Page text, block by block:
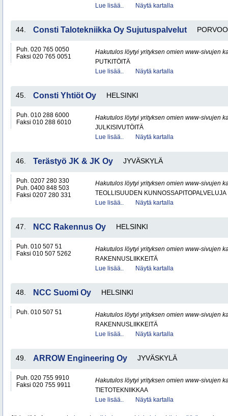
Lue lisää..
Näytä kartalla
44. Consti Talotekniikka Oy Sujutuspalvelut PORVOO
Puh. 020 765 0050
Faksi 020 765 0051
Hakutulos löytyi yrityksen omien www-sivujen
PUTKITÖITÄ
Lue lisää..
Näytä kartalla
45. Consti Yhtiöt Oy HELSINKI
Puh. 010 288 6000
Faksi 010 288 6010
Hakutulos löytyi yrityksen omien www-sivujen
JULKISIVUTÖITÄ
Lue lisää..
Näytä kartalla
46. Terästyö JK & JK Oy JYVÄSKYLÄ
Puh. 0207 280 330
Puh. 0400 848 503
Faksi 0207 280 331
Hakutulos löytyi yrityksen omien www-sivujen
TEOLLISUUDEN KUNNOSSAPITOPALVELUJA
Lue lisää..
Näytä kartalla
47. NCC Rakennus Oy HELSINKI
Puh. 010 507 51
Faksi 010 507 5262
Hakutulos löytyi yrityksen omien www-sivujen
RAKENNUSLIIKKEITÄ
Lue lisää..
Näytä kartalla
48. NCC Suomi Oy HELSINKI
Puh. 010 507 51
Hakutulos löytyi yrityksen omien www-sivujen
RAKENNUSLIIKKEITÄ
Lue lisää..
Näytä kartalla
49. ARROW Engineering Oy JYVÄSKYLÄ
Puh. 020 755 9910
Faksi 020 755 9911
Hakutulos löytyi yrityksen omien www-sivujen
TIETOTEKNIIKKAA
Lue lisää..
Näytä kartalla